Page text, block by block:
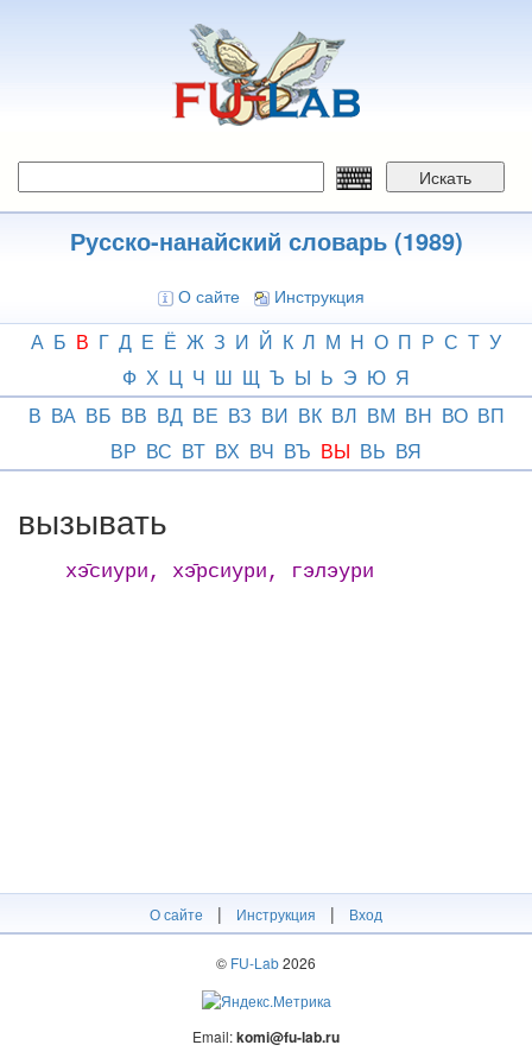
Искать
Русско-нанайский словарь (1989)
О сайте Инструкция
А Б В Г Д Е Ё Ж З И Й К Л М Н О П Р С Т У
Ф Х Ц Ч Ш Щ Ъ Ы Ь Э Ю Я
В ВА ВБ ВВ ВД ВЕ ВЗ ВИ ВК ВЛ ВМ ВН ВО ВП
ВР ВС ВТ ВХ ВЧ ВЪ ВЫ ВЬ ВЯ
вызывать
хэ̄сиури, хэ̄рсиури, гэлэури
О сайте | Инструкция | Вход
© FU-Lab2026
Email:komi@fu-lab.ru